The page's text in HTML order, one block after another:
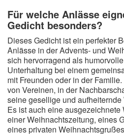
Für welche Anlässe
Gedicht besonders?
Dieses Gedicht ist ein perfekter
Anlässe in der Advents- und
sich hervorragend als
Unterhaltung bei einem
mit Freunden oder in der
von Vereinen, in der
seine gesellige und
Es ist auch eine ausgezeichnete
einer Weihnachtszeitung, eines
eines privaten